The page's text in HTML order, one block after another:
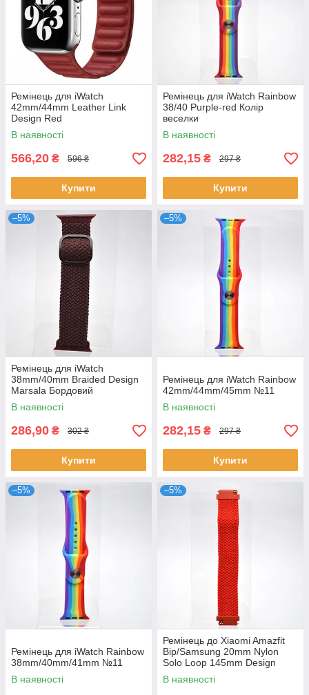
Ремінець для iWatch
42mm/44mm Leather Link
Design Red
В наявності
566,20 ₴ 596 ₴
Купити
Ремінець для iWatch Rainbow
38/40 Purple-red Колір
веселки
В наявності
282,15 ₴ 297 ₴
Купити
–5%
Ремінець для iWatch
38mm/40mm Braided Design
Marsala Бордовий
В наявності
286,90 ₴ 302 ₴
Купити
–5%
Ремінець для iWatch Rainbow
42mm/44mm/45mm №11
В наявності
282,15 ₴ 297 ₴
Купити
–5%
Ремінець для iWatch Rainbow
38mm/40mm/41mm №11
В наявності
–5%
Ремінець до Xiaomi Amazfit
Bip/Samsung 20mm Nylon
Solo Loop 145mm Design
Red/Червоний
В наявності